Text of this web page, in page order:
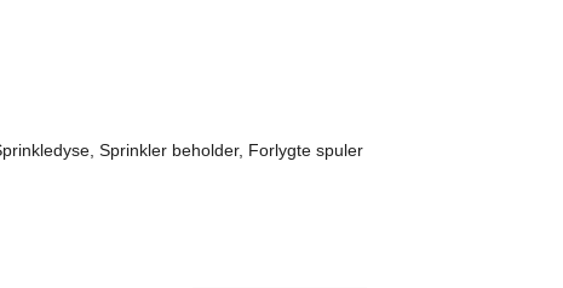
Sprinkler beholder, Forlygte spuler